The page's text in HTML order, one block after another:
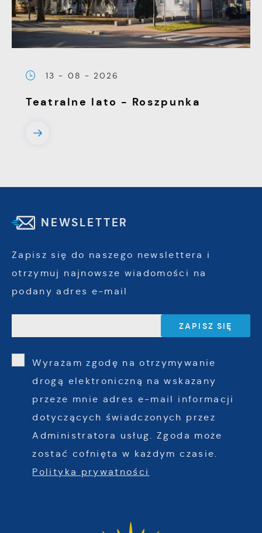
13 - 08 - 2026
Teatralne lato - Roszpunka
NEWSLETTER
Zapisz się do naszego newslettera i
otrzymuj najnowsze wiadomości na
podany adres e-mail
Wyrażam zgodę na otrzymywanie
drogą elektroniczną na wskazany
przeze mnie adres e-mail informacji
dotyczących świadczonych przez
Administratora usług. Zgoda może
zostać cofnięta w każdym czasie.
Polityka prywatności